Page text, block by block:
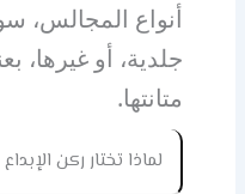
أنواع المجالس،
جلدية، أو غيرها،
متانتها.
لماذا تختار ركن